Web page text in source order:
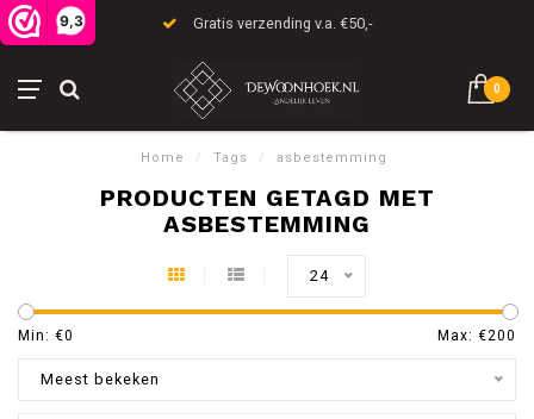
9,3 Gratis verzending v.a. €50,-
0
Home / Tags / asbestemming
PRODUCTEN GETAGD MET
ASBESTEMMING
24
Min: €0 Max: €200
Meest bekeken